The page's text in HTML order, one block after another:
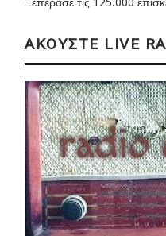
Ξεπέρασε τις 125.000
ΑΚΟΥΣΤΕ LIVE